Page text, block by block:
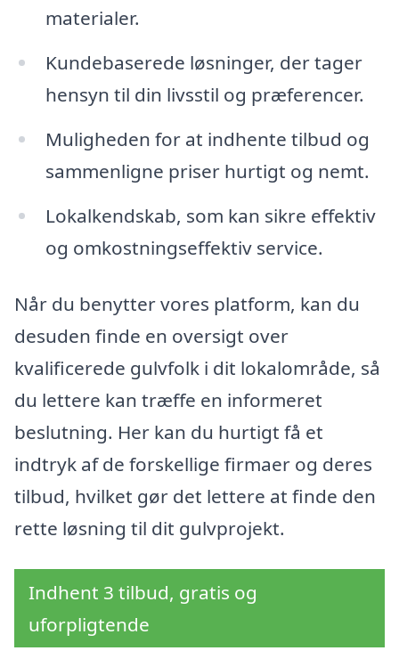
materialer.
Kundebaserede løsninger, der tager
hensyn til din livsstil og præferencer.
Muligheden for at indhente tilbud og
sammenligne priser hurtigt og nemt.
Lokalkendskab, som kan sikre effektiv
og omkostningseffektiv service.
Når du benytter vores platform, kan du
desuden finde en oversigt over
kvalificerede gulvfolk i dit lokalområde, så
du lettere kan træffe en informeret
beslutning. Her kan du hurtigt få et
indtryk af de forskellige firmaer og deres
tilbud, hvilket gør det lettere at finde den
rette løsning til dit gulvprojekt.
Indhent 3 tilbud, gratis og
uforpligtende